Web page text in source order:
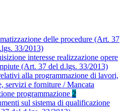
delle procedure (Art. 37
33/2013)
interesse realizzazione opere
(Art. 37 del d.lgs. 33/2013)
alla programmazione di lavori,
servizi e forniture / Mancata
programmazione 2
sul sistema di qualificazione